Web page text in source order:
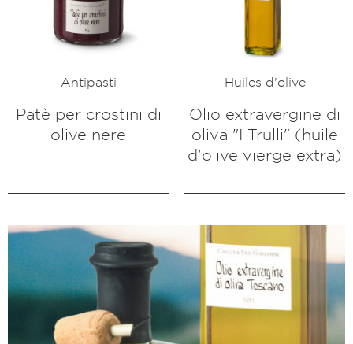
Antipasti
Patè per crostini di
olive nere
Huiles d'olive
Olio extravergine di
oliva "I Trulli" (huile
d'olive vierge extra)